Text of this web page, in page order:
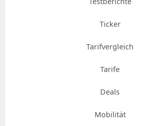
Ticker
Tarifvergleich
Tarife
Deals
Mobilität